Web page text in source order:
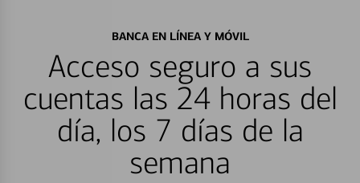
BANCA EN LÍNEA Y MÓVIL
Acceso seguro a sus
cuentas las 24 horas del
día, los 7 días de la
semana